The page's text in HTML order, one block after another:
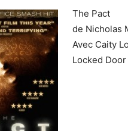
The Pact
de Nicholas
Avec Caity
Locked